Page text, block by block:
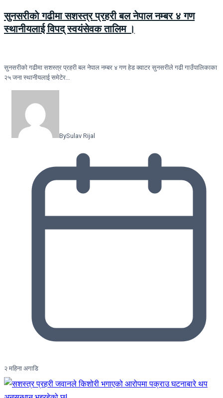
सुनसरीकाे गढीमा सशस्त्र प्रहरी बल नेपाल नम्बर ४ गण
स्थानीयलाई विपद् स्वयंसेवक तालिम ।
सुनसरीकाे गढीमा सशस्त्र प्रहरी बल नेपाल नम्बर ४ गण हेड क्वाटर सुनसरीले गढी गाउँपालिकाका
२५ जना स्थानीयलाई समेटेर…
BySulav Rijal
२ महिना अगाडि